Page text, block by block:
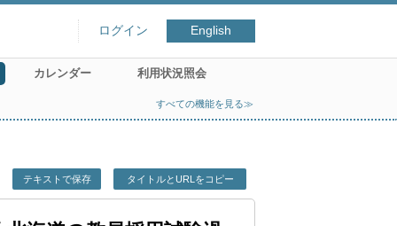
ログイン English
カレンダー 利用状況照会
すべての機能を見る≫
テキストで保存 タイトルとURLをコピー